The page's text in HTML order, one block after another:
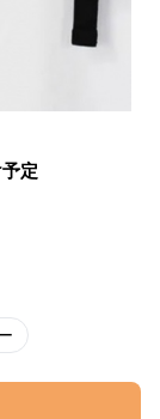
定